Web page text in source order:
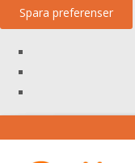
Spara preferenser